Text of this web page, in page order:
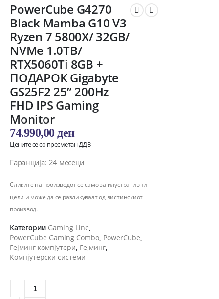
PowerCube G4270
Black Mamba G10 V3
Ryzen 7 5800X/ 32GB/
NVMe 1.0TB/
RTX5060Ti 8GB +
ПОДАРОК Gigabyte
GS25F2 25” 200Hz
FHD IPS Gaming
Monitor
74.990,00 ден
Цените се со пресметан ДДВ
Гаранција: 24 месеци
Сликите на производот се само за илустративни
цели и може да се разликуваат од вистинскиот
производ.
Категории Gaming Line,
PowerCube Gaming Combo, PowerCube,
Гејминг компјутери, Гејминг,
Компјутерски системи